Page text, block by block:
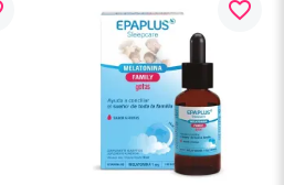
favorite_border